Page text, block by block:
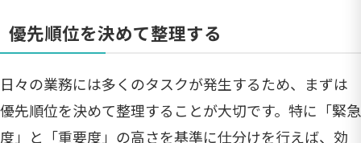
優先順位を決めて整理する
日々の業務には多くのタスクが発生するため、まずは
優先順位を決めて整理することが大切です。特に「緊急
度」と「重要度」の高さを基準に仕分けを行えば、効